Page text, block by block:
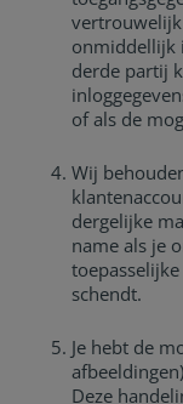
onmiddellijk
derde partij
of als de
Wij
dergelijke
name als je
schendt.
Je hebt de
Deze